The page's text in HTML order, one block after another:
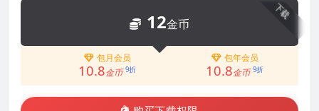
下载
12金币
包月会员
10.8金币 9折
包年会员
10.8金币 9折